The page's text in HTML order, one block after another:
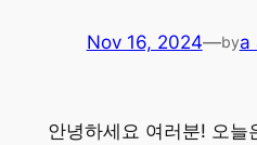
Nov 16, 2024—bya
안녕하세요 여러분! 오늘